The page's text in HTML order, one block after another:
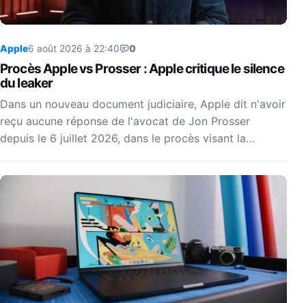
Apple6 août 2026 à 22:40 0
Procès Apple vs Prosser : Apple critique le silence
du leaker
Dans un nouveau document judiciaire, Apple dit n'avoir
reçu aucune réponse de l'avocat de Jon Prosser
depuis le 6 juillet 2026, dans le procès visant la…